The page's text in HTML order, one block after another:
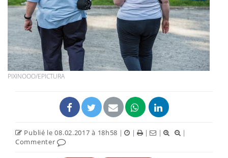
PIXINOOO/EPICTURA
Publié le 08.02.2017 à 18h58 | | | |
|
Commenter